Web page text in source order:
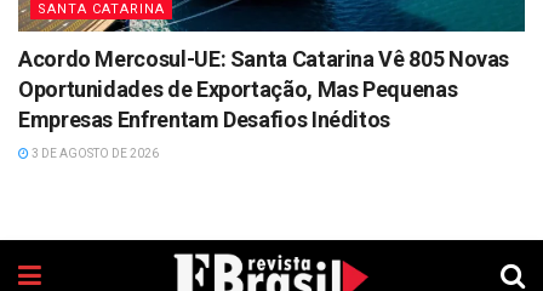
SANTA CATARINA
Acordo Mercosul-UE: Santa Catarina Vê 805 Novas
Oportunidades de Exportação, Mas Pequenas
Empresas Enfrentam Desafios Inéditos
3 DE AGOSTO DE 2026